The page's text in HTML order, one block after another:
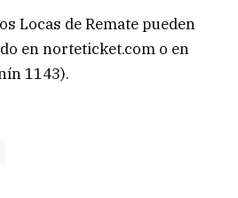
Locas de Remate pueden
en norteticket.com o en
1143).